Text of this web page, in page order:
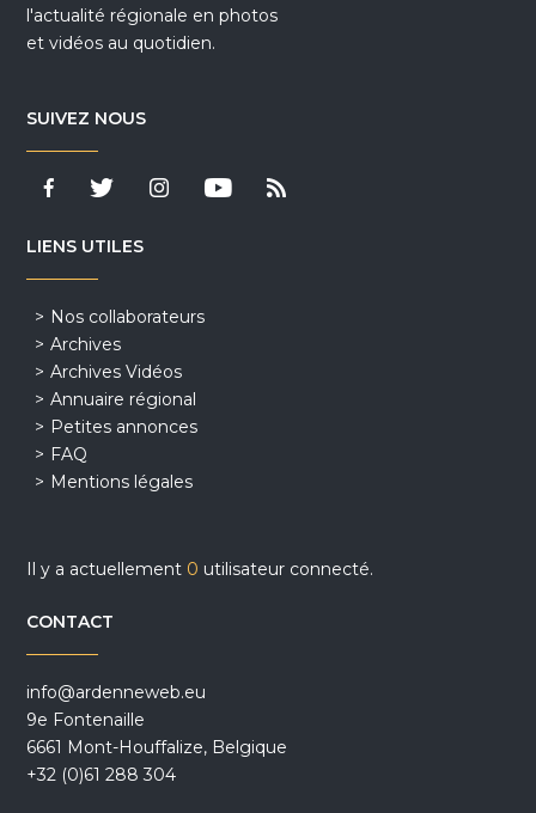
l'actualité régionale en photos
et vidéos au quotidien.
SUIVEZ NOUS
LIENS UTILES
Nos collaborateurs
Archives
Archives Vidéos
Annuaire régional
Petites annonces
FAQ
Mentions légales
Il y a actuellement 0 utilisateur connecté.
CONTACT
info@ardenneweb.eu
9e Fontenaille
6661 Mont-Houffalize, Belgique
+32 (0)61 288 304